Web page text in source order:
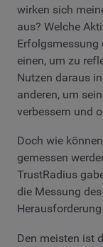
wirken sich
aus? Welche
Erfolgsmessung
einen, um zu
Nutzen daraus
anderen, um
verbessern und
Doch wie
gemessen
TrustRadius
die Messung
Den meisten ist